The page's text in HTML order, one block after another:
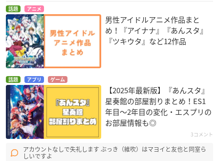
話題 アニメ
男性アイドルアニメ作品まと
め！『アイナナ』『あんスタ』
『ツキウタ』など12作品
話題 アプリ ゲーム
【2025年最新版】『あんスタ』
星奏館の部屋割りまとめ！ES1
年目〜2年目の変化・エスプリの
お部屋情報も◎
3コメント
アカウントなしで失礼します ぶっき（維吹）はマヨイと友也と同室ら
しいですよ